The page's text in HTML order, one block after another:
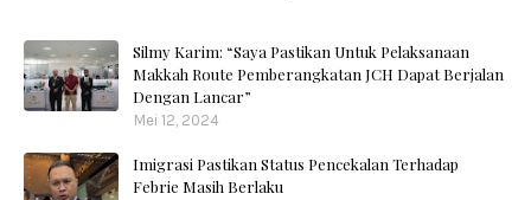
Silmy Karim: “Saya Pastikan Untuk Pelaksanaan
Makkah Route Pemberangkatan JCH Dapat Berjalan
Dengan Lancar”
Mei 12, 2024
Imigrasi Pastikan Status Pencekalan Terhadap
Febrie Masih Berlaku